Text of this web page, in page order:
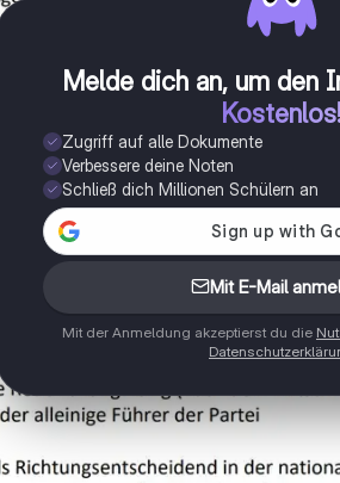
Melde dich an, um den
Zugriff auf alle Dokumente
Verbessere deine Noten
Schließ dich Millionen Schülern an
Mit E-Mail
Mit der Anmeldung akzeptierst du die